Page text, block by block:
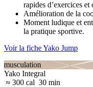
rapides d’exercices et
Amélioration de la
Moment ludique et
la pratique sportive.
Voir la fiche Yako Jump
musculation
Yako Integral
≈ 300 cal 30 min